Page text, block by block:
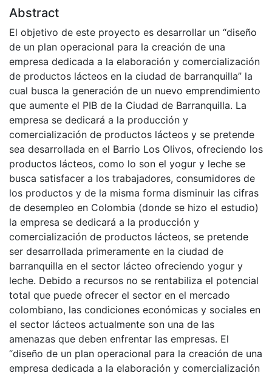
Abstract
El objetivo de este proyecto es desarrollar un “diseño
de un plan operacional para la creación de una
empresa dedicada a la elaboración y comercialización
de productos lácteos en la ciudad de barranquilla” la
cual busca la generación de un nuevo emprendimiento
que aumente el PIB de la Ciudad de Barranquilla. La
empresa se dedicará a la producción y
comercialización de productos lácteos y se pretende
sea desarrollada en el Barrio Los Olivos, ofreciendo los
productos lácteos, como lo son el yogur y leche se
busca satisfacer a los trabajadores, consumidores de
los productos y de la misma forma disminuir las cifras
de desempleo en Colombia (donde se hizo el estudio)
la empresa se dedicará a la producción y
comercialización de productos lácteos, se pretende
ser desarrollada primeramente en la ciudad de
barranquilla en el sector lácteo ofreciendo yogur y
leche. Debido a recursos no se rentabiliza el potencial
total que puede ofrecer el sector en el mercado
colombiano, las condiciones económicas y sociales en
el sector lácteos actualmente son una de las
amenazas que deben enfrentar las empresas. El
“diseño de un plan operacional para la creación de una
empresa dedicada a la elaboración y comercialización